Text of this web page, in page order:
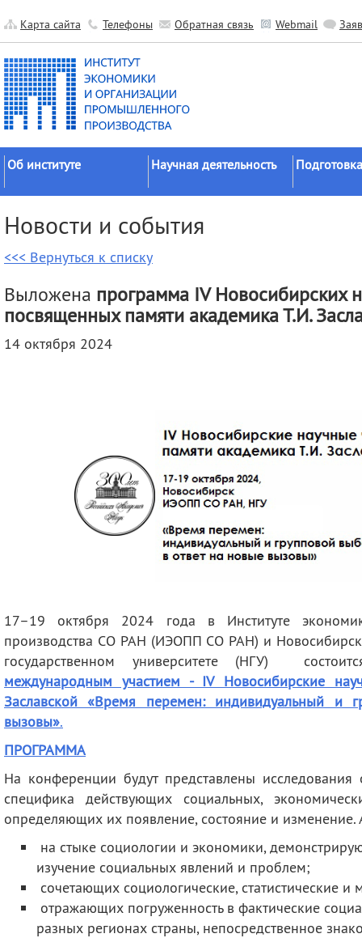
Карта сайта Телефоны Обратная связь Webmail
Об институте
Официальные документы
История
Научные подразделения
Прочие подразделения
Издательская
Научная деятельность
исследований
Гранты
Научные школы
советы
Целевое
Новости и события
<<< Вернуться к списку
Выложена программа IV Новосибирских
посвященных памяти академика Т.И.
14 октября 2024
17–19 октября 2024 года в Институте
производства СО РАН (ИЭОПП СО РАН) и
государственном университете (НГУ)
международным участием - IV Новосибирские
Заславской «Время перемен: индивидуальный и
вызовы».
ПРОГРАММА
На конференции будут представлены
специфика действующих социальных,
определяющих их появление, состояние и
на стыке социологии и экономики,
изучение социальных явлений и проблем;
сочетающих социологические, статистические и
отражающих погруженность в фактические
разных регионах страны, непосредственное